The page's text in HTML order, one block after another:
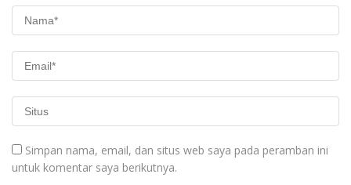
Simpan nama, email, dan situs web saya pada peramban ini
untuk komentar saya berikutnya.